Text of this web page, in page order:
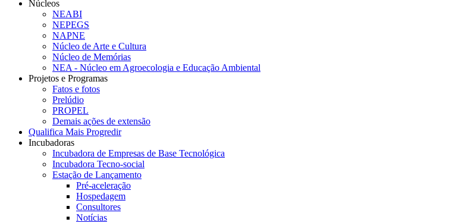
Núcleos
NEABI
NEPEGS
NAPNE
Núcleo de Arte e Cultura
Núcleo de Memórias
NEA - Núcleo em Agroecologia e Educação Ambiental
Projetos e Programas
Fatos e fotos
Prelúdio
PROPEL
Demais ações de extensão
Qualifica Mais Progredir
Incubadoras
Incubadora de Empresas de Base Tecnológica
Incubadora Tecno-social
Estação de Lançamento
Pré-aceleração
Hospedagem
Consultores
Notícias